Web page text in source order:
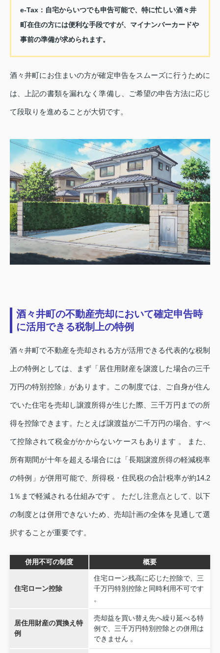
e‑Tax：自宅からいつでも申告可能で、特に忙しい酒々井
町在住の方には便利な手段ですが、マイナンバーカードや
事前の準備が求められます。
酒々井町にお住まいの方が確定申告をスムーズに行うために
は、上記の書類を漏れなく準備し、ご希望の申告方法に応じ
て段取りを進めることが大切です。
酒々井町の不動産売却において確定申告時
に活用できる税制上の特例
酒々井町で不動産を売却される方が活用できる代表的な税制
上の特例としては、まず「居住用財産を譲渡した場合の三千
万円の特別控除」があります。この制度では、ご自身が住ん
でいた住宅を売却し譲渡所得が生じた際、三千万円までの所
得を控除できます。たとえば譲渡益が二千万円の場合、すべ
て控除されて税金がかからないケースもあります 。 また、
所有期間が十年を超える場合には「長期譲渡所得の軽減税率
の特例」が併用可能で、所得税・住民税の合計税率が約14.2
1％まで軽減される仕組みです 。 ただし注意点として、以下
の制度とは併用できないため、売却計画の全体を見通して選
択することが重要です。
併用不可の制度 概要
住宅ローン控除
住宅ローン残高に応じた控除で、三
千万円特別控除と同時利用不可です
。
居住用財産の買換え特
例
売却益を買い替え先へ繰り延べる特
例で、三千万円特別控除との併用は
できません 。